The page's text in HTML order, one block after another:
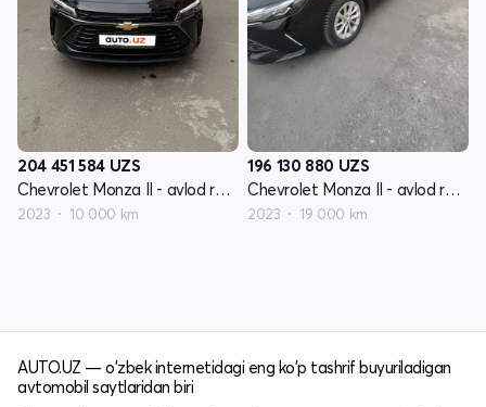
204 451 584 UZS
Chevrolet Monza II - avlod restyling
2023 10 000 km
196 130 880 UZS
Chevrolet Monza II - avlod restyling
2023 19 000 km
AUTO.UZ — o'zbek internetidagi eng ko'p tashrif buyuriladigan
avtomobil saytlaridan biri